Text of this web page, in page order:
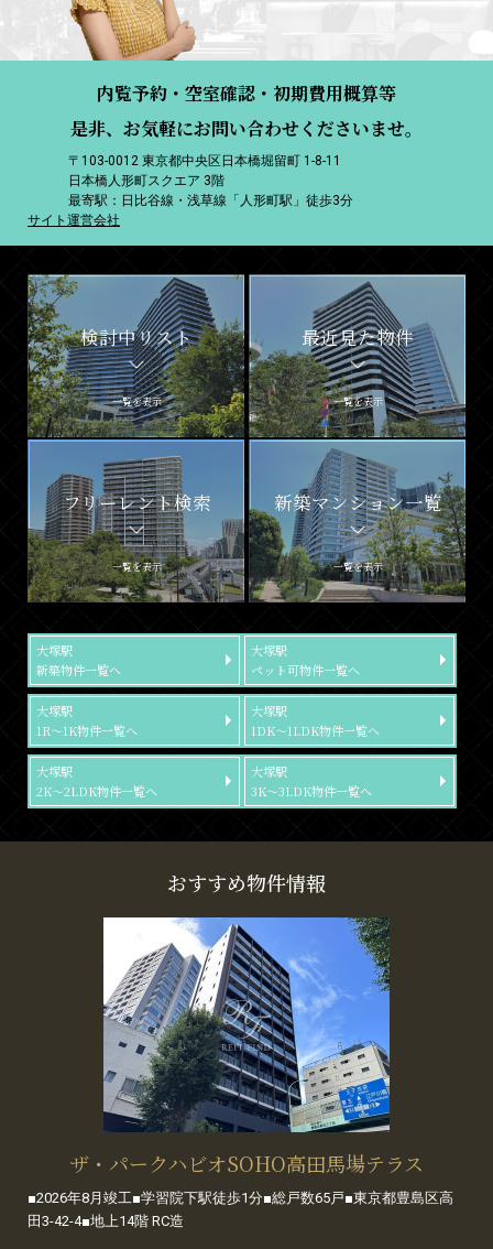
内覧予約・空室確認・初期費用概算等
是非、お気軽にお問い合わせくださいませ。
〒103-0012 東京都中央区日本橋堀留町 1-8-11
日本橋人形町スクエア 3階
最寄駅：日比谷線・浅草線「人形町駅」徒歩3分
サイト運営会社
検討中リスト
一覧を表示
最近見た物件
一覧を表示
フリーレント検索
一覧を表示
新築マンション一覧
一覧を表示
大塚駅
新築物件一覧へ
大塚駅
ペット可物件一覧へ
大塚駅
1R～1K物件一覧へ
大塚駅
1DK～1LDK物件一覧へ
大塚駅
2K～2LDK物件一覧へ
大塚駅
3K～3LDK物件一覧へ
おすすめ物件情報
ザ・パークハビオSOHO高田馬場テラス
■2026年8月竣工■学習院下駅徒歩1分■総戸数65戸■東京都豊島区高
田3-42-4■地上14階 RC造